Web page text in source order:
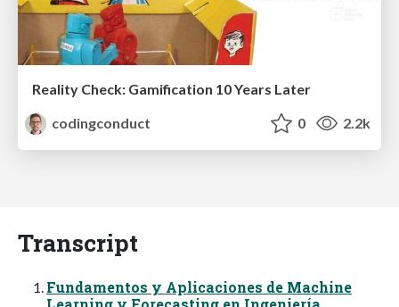
Reality Check: Gamification 10 Years Later
codingconduct
0 2.2k
Transcript
Fundamentos y Aplicaciones de Machine